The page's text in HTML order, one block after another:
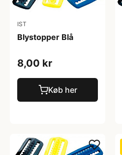
IST
Blystopper Blå
8,00 kr
Køb her